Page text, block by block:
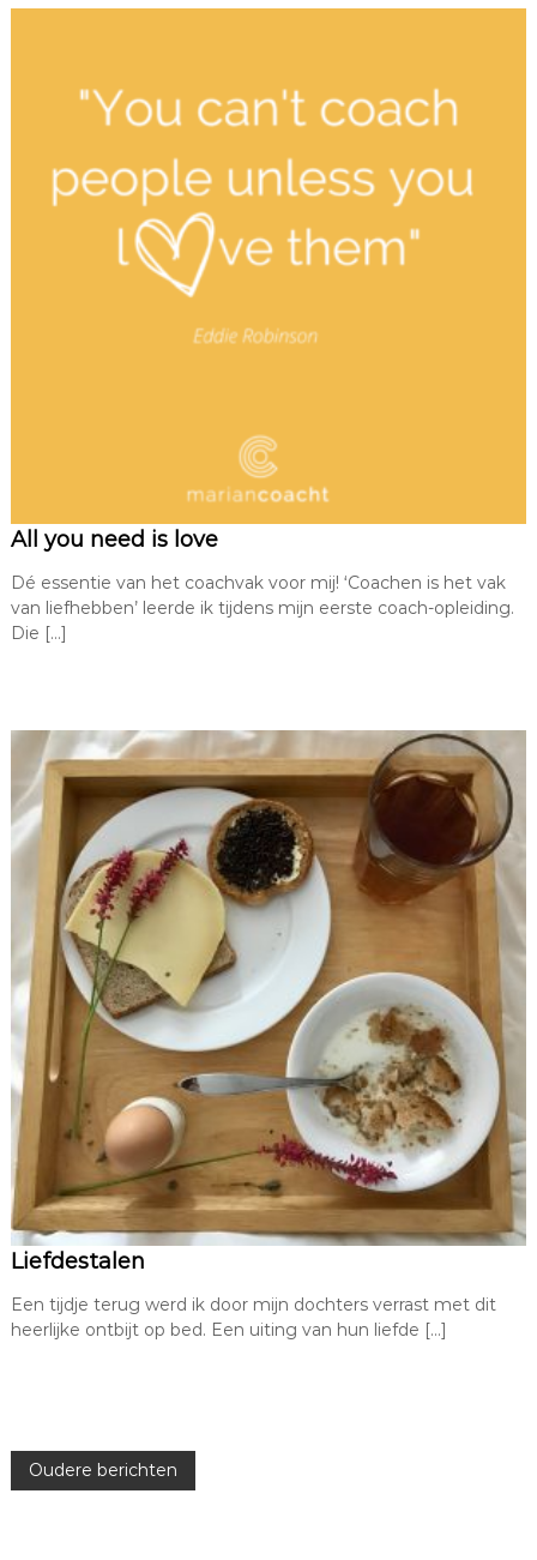
All you need is love
Dé essentie van het coachvak voor mij! ‘Coachen is het vak
van liefhebben’ leerde ik tijdens mijn eerste coach-opleiding.
Die […]
Liefdestalen
Een tijdje terug werd ik door mijn dochters verrast met dit
heerlijke ontbijt op bed. Een uiting van hun liefde […]
B
Oudere berichten